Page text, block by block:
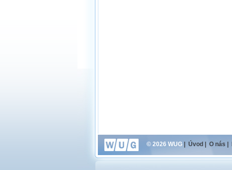
© 2026 WUG Úvod O nás